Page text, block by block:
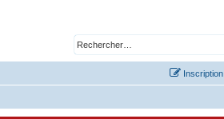
Inscription